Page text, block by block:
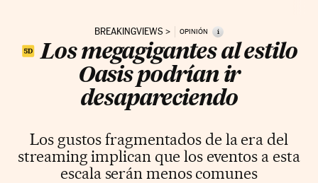
BREAKINGVIEWS OPINIÓN i
Los megagigantes al estilo
Oasis podrían ir
desapareciendo
Los gustos fragmentados de la era del
streaming implican que los eventos a esta
escala serán menos comunes